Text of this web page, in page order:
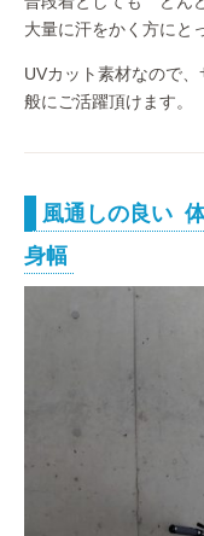
大量に汗をかく方にと
UVカット素材なので
般にご活躍頂けます。
風通しの良い
身幅